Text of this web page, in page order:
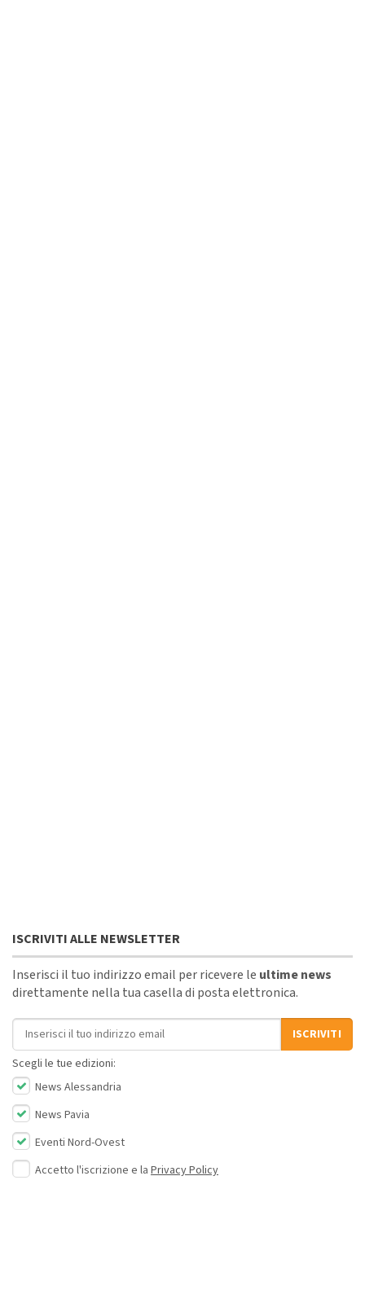
ISCRIVITI ALLE NEWSLETTER
Inserisci il tuo indirizzo email per ricevere le ultime news
direttamente nella tua casella di posta elettronica.
Indirizzo email
ISCRIVITI
Scegli le tue edizioni:
News Alessandria
News Pavia
Eventi Nord-Ovest
Accetto l'iscrizione e la Privacy Policy